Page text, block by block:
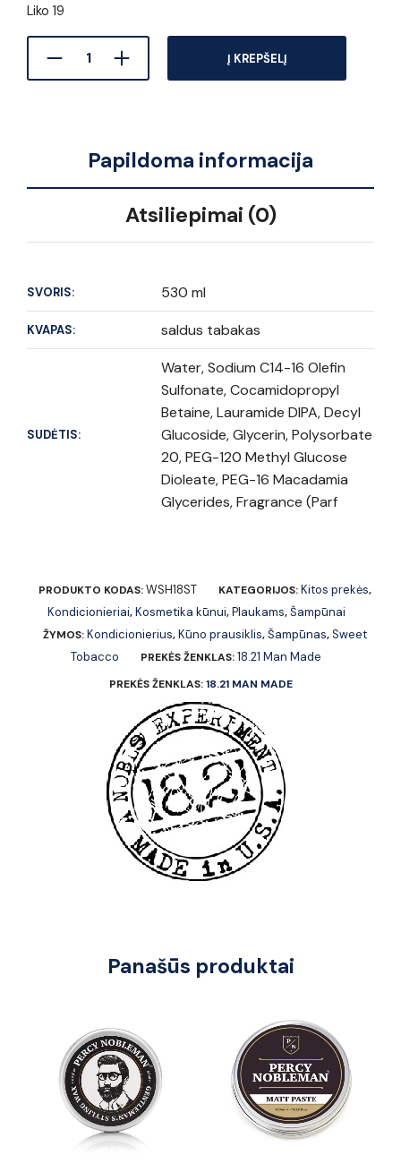
Liko 19
Į KREPŠELĮ
Papildoma informacija
Atsiliepimai (0)
SVORIS: 530 ml
KVAPAS: saldus tabakas
SUDĖTIS:
Water, Sodium C14-16 Olefin
Sulfonate, Cocamidopropyl
Betaine, Lauramide DIPA, Decyl
Glucoside, Glycerin, Polysorbate
20, PEG-120 Methyl Glucose
Dioleate, PEG-16 Macadamia
Glycerides, Fragrance (Parf
PRODUKTO KODAS:WSH18ST KATEGORIJOS:Kitos prekės,
Kondicionieriai,Kosmetika kūnui,Plaukams,Šampūnai
ŽYMOS:Kondicionierius,Kūno prausiklis,Šampūnas,Sweet
Tobacco
PREKĖS ŽENKLAS:18.21 Man Made
PREKĖS ŽENKLAS:18.21 MAN MADE
Panašūs produktai